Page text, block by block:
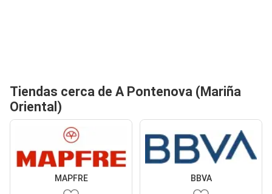
Tiendas cerca de A Pontenova (Mariña
Oriental)
MAPFRE BBVA